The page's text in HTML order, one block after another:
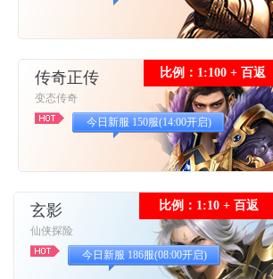
比例：1:100 + 百返
传奇正传
变态传奇
今日新服 150服(14:00开启)
比例：1:10 + 百返
玄影
仙侠探险
今日新服 186服(08:00开启)